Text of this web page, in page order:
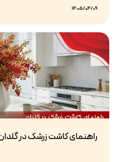
1405/04/09
راهنمای کاشت زرشک در